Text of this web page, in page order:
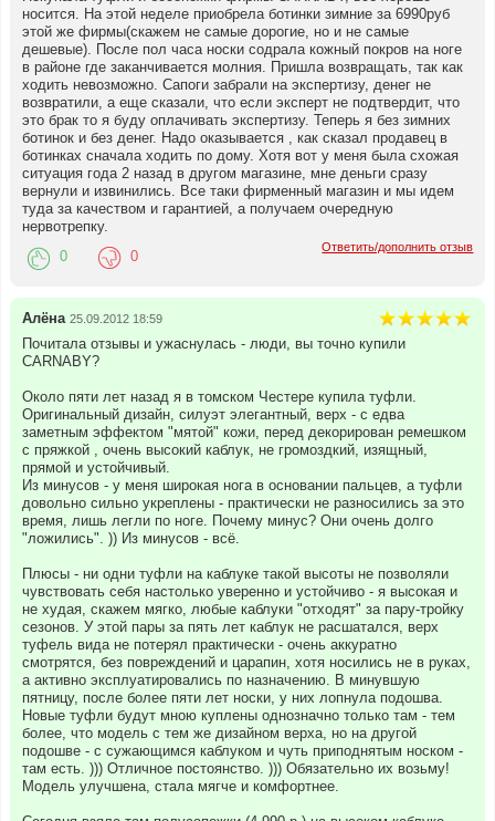
носится. На этой неделе приобрела ботинки зимние за 6990руб
этой же фирмы(скажем не самые дорогие, но и не самые
дешевые). После пол часа носки содрала кожный покров на ноге
в районе где заканчивается молния. Пришла возвращать, так как
ходить невозможно. Сапоги забрали на экспертизу, денег не
возвратили, а еще сказали, что если эксперт не подтвердит, что
это брак то я буду оплачивать экспертизу. Теперь я без зимних
ботинок и без денег. Надо оказывается , как сказал продавец в
ботинках сначала ходить по дому. Хотя вот у меня была схожая
ситуация года 2 назад в другом магазине, мне деньги сразу
вернули и извинились. Все таки фирменный магазин и мы идем
туда за качеством и гарантией, а получаем очередную
нервотрепку.
Ответить/дополнить отзыв
0 0
Алёна 25.09.2012 18:59
Почитала отзывы и ужаснулась - люди, вы точно купили
CARNABY?
Около пяти лет назад я в томском Честере купила туфли.
Оригинальный дизайн, силуэт элегантный, верх - с едва
заметным эффектом "мятой" кожи, перед декорирован ремешком
с пряжкой , очень высокий каблук, не громоздкий, изящный,
прямой и устойчивый.
Из минусов - у меня широкая нога в основании пальцев, а туфли
довольно сильно укреплены - практически не разносились за это
время, лишь легли по ноге. Почему минус? Они очень долго
"ложились". )) Из минусов - всё.
Плюсы - ни одни туфли на каблуке такой высоты не позволяли
чувствовать себя настолько уверенно и устойчиво - я высокая и
не худая, скажем мягко, любые каблуки "отходят" за пару-тройку
сезонов. У этой пары за пять лет каблук не расшатался, верх
туфель вида не потерял практически - очень аккуратно
смотрятся, без повреждений и царапин, хотя носились не в руках,
а активно эксплуатировались по назначению. В минувшую
пятницу, после более пяти лет носки, у них лопнула подошва.
Новые туфли будут мною куплены однозначно только там - тем
более, что модель с тем же дизайном верха, но на другой
подошве - с сужающимся каблуком и чуть приподнятым носком -
там есть. ))) Отличное постоянство. ))) Обязательно их возьму!
Модель улучшена, стала мягче и комфортнее.